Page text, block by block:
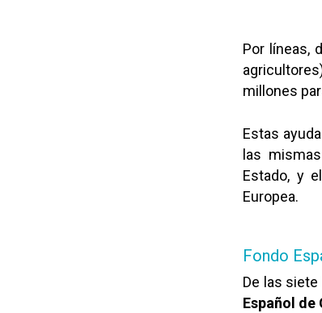
Por líneas,
millones
Estas
las
Estado, y
Europea.
Fondo
De las
Español de